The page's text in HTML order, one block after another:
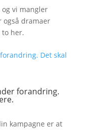
vi mangler
også dramaer
her.
forandring.
kampagne er at